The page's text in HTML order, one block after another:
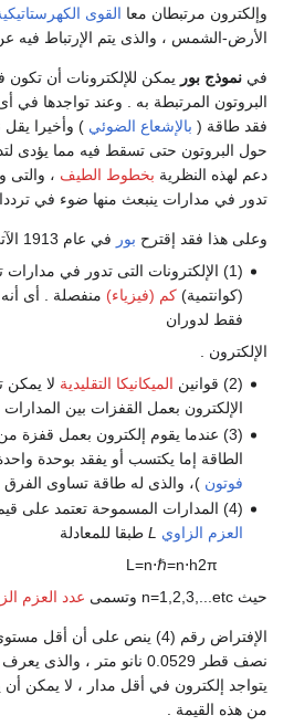
وإلكترون مرتبطان معا القوى
الأرض-الشمس ، والذى يتم الإرتباط فيه
في نموذج بور يمكن للإلكترونات أن
البروتون المرتبطة به . وعند تواجدها في
فقد طاقة ( بالإشعاع الضوئي ) وأخيرا
حول البروتون حتى تسقط فيه مما يؤدى
دعم لهذه النظرية بخطوط الطيف ، والتى
تدور في مدارات ينبعث منها ضوء في
وعلى هذا فقد إقترح بور في عام 1913 الآتي:
(1) الإلكترونات التى تدور في
(كوانتمية)كم (فيزياء) منفصلة . أى
فقط لدوران
الإلكترون .
(2) قوانين
الميكانيكا التقليدية لا يمكن
الإلكترون بعمل القفزات بين
(3) عندما يقوم إلكترون بعمل قفزة
الطاقة إما يكتسب أو يفقد بوحدة
فوتون )، والذى له طاقة تساوى الفرق
(4) المدارات المسموحة تعتمد على قيم الكمات المنفصلة للمدار
العزم الزاوي L طبقا للمعادلة
L=n⋅ℏ=n⋅h2π
حيث n=1,2,3,...etc وتسمى
عدد العزم
نصف قطر 0.0529 نانو متر ، والذى يعرف
يتواجد إلكترون في أقل مدار ، لا يمكن
من هذه القيمة .